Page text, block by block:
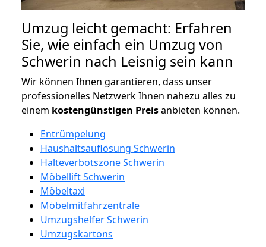
Umzug leicht gemacht: Erfahren
Sie, wie einfach ein Umzug von
Schwerin nach Leisnig sein kann
Wir können Ihnen garantieren, dass unser
professionelles Netzwerk Ihnen nahezu alles zu
einem kostengünstigen Preisanbieten können.
Entrümpelung
Haushaltsauflösung Schwerin
Halteverbotszone Schwerin
Möbellift Schwerin
Möbeltaxi
Möbelmitfahrzentrale
Umzugshelfer Schwerin
Umzugskartons